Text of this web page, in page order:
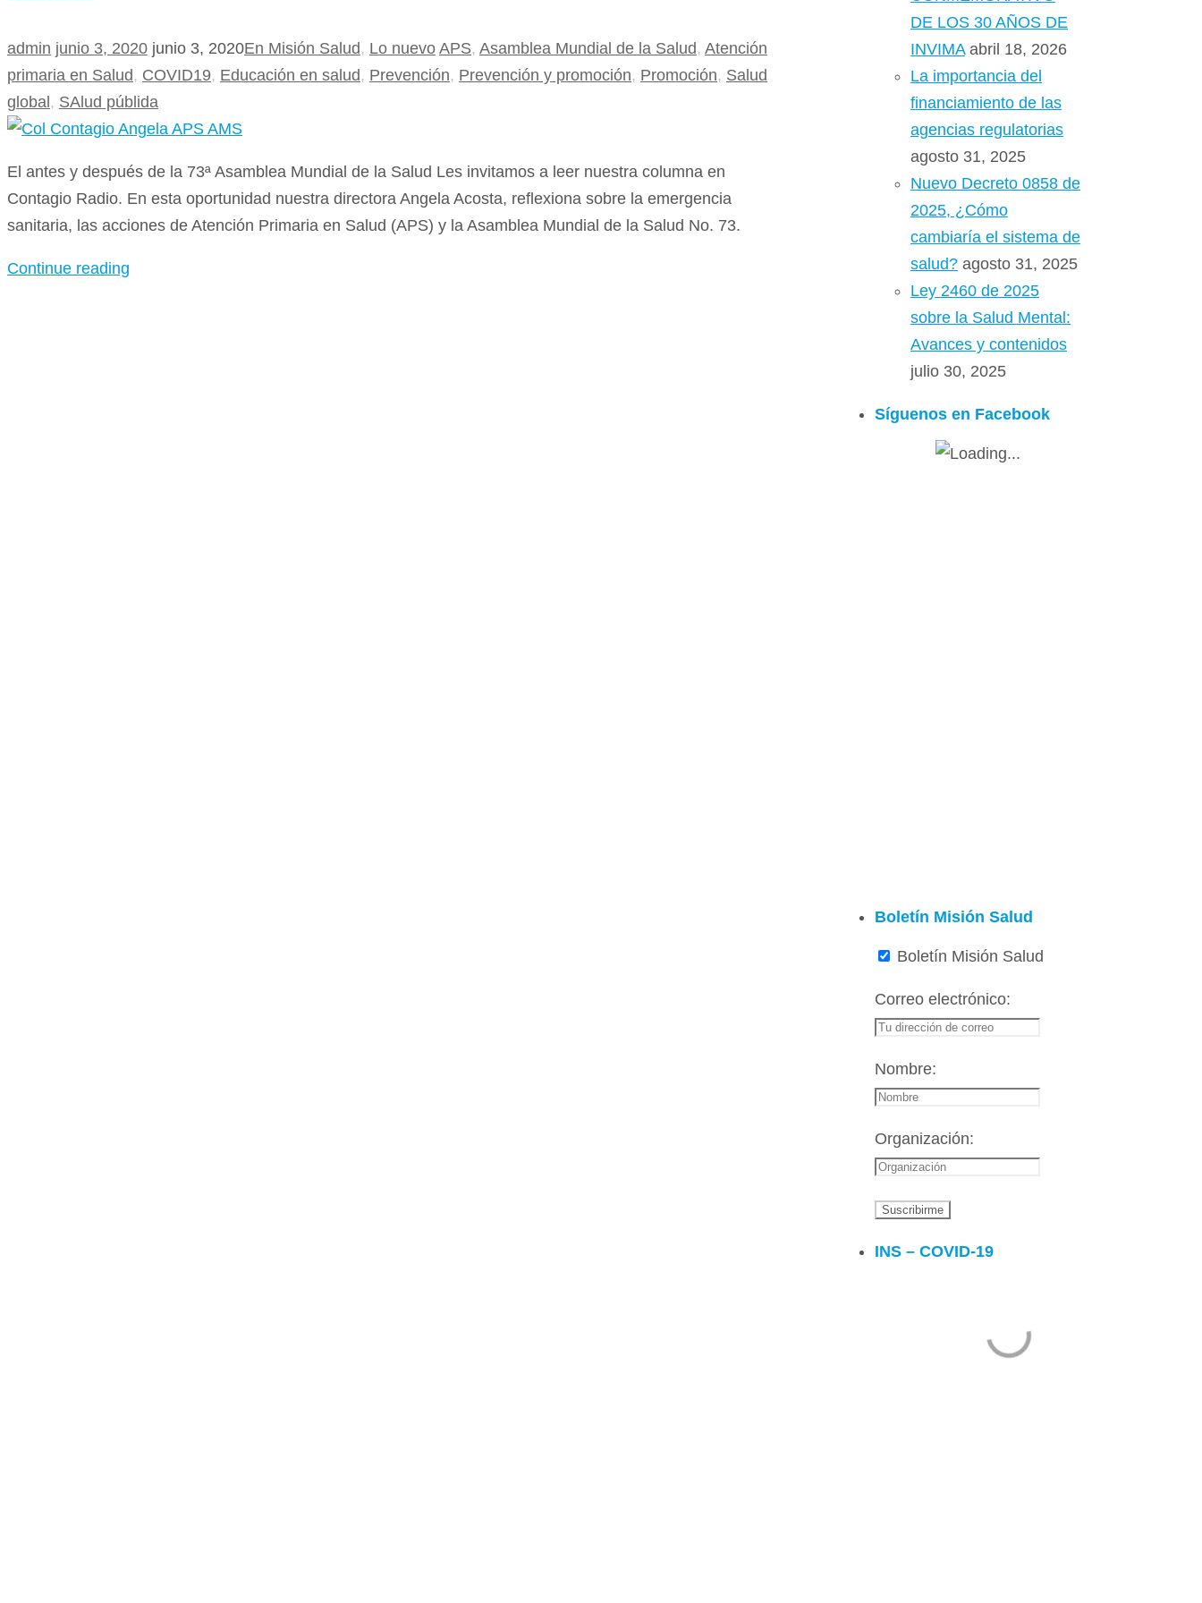
admin junio 3, 2020 junio 3, 2020En Misión Salud , Lo nuevo APS, Asamblea Mundial de la Salud , Atención
primaria en Salud , COVID19, Educación en salud , Prevención, Prevención y promoción, Promoción, Salud
global , SAlud públida
El antes y después de la 73ª Asamblea Mundial de la Salud Les invitamos a leer nuestra columna en
Contagio Radio. En esta oportunidad nuestra directora Angela Acosta, reflexiona sobre la emergencia
sanitaria, las acciones de Atención Primaria en Salud (APS) y la Asamblea Mundial de la Salud No. 73.
Continue reading
DE LOS 30 AÑOS DE
INVIMA abril 18, 2026
La importancia del
financiamiento de las
agencias regulatorias
agosto 31, 2025
Nuevo Decreto 0858 de
2025, ¿Cómo
cambiaría el sistema de
salud? agosto 31, 2025
Ley 2460 de 2025
sobre la Salud Mental:
Avances y contenidos
julio 30, 2025
Síguenos en Facebook
Boletín Misión Salud
Boletín Misión Salud
Correo electrónico:
Nombre:
Organización:
INS – COVID-19